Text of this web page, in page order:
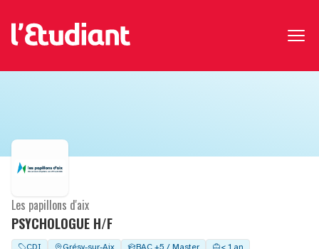
PSYCHOLOGUE H/F
Les papillons d'aix
CDI Grésy-sur-Aix BAC +5 / Master
< 1 an